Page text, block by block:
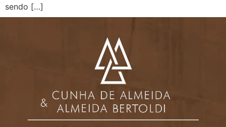
sendo […]